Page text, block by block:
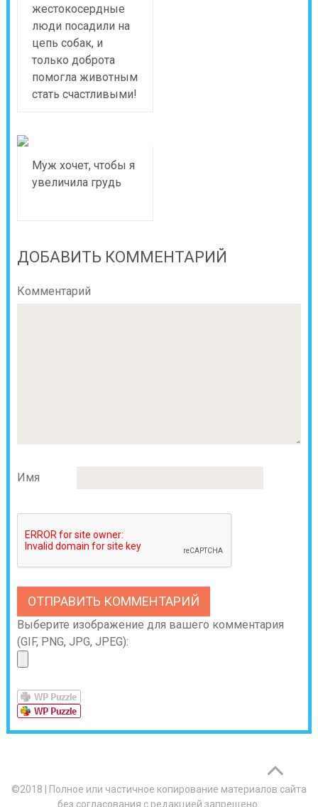
жестокосердные
люди посадили на
цепь собак, и
только доброта
помогла животным
стать счастливыми!
Муж хочет, чтобы я
увеличила грудь
ДОБАВИТЬ КОММЕНТАРИЙ
Комментарий
Имя
Выберите изображение для вашего комментария
(GIF, PNG, JPG, JPEG):
©2018
Полное или частичное копирование материалов сайта
без согласования с редакцией запрещено.